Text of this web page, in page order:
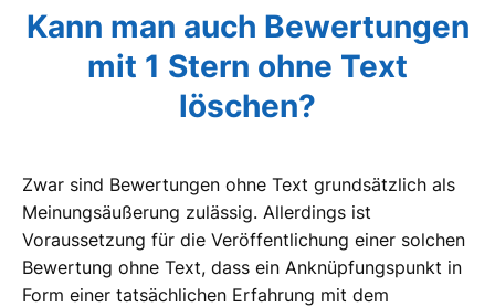
Kann man auch Bewertungen
mit 1 Stern ohne Text
löschen?
Zwar sind Bewertungen ohne Text grundsätzlich als
Meinungsäußerung zulässig. Allerdings ist
Voraussetzung für die Veröffentlichung einer solchen
Bewertung ohne Text, dass ein Anknüpfungspunkt in
Form einer tatsächlichen Erfahrung mit dem